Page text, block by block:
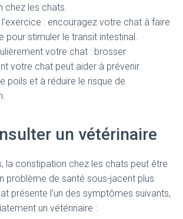
chez les chats.
: encouragez votre chat à faire
pour stimuler le transit intestinal.
votre chat : brosser
votre chat peut aider à prévenir
poils et à réduire le risque de
un vétérinaire
la constipation chez les chats peut être
problème de santé sous-jacent plus
présente l’un des symptômes suivants,
un vétérinaire :